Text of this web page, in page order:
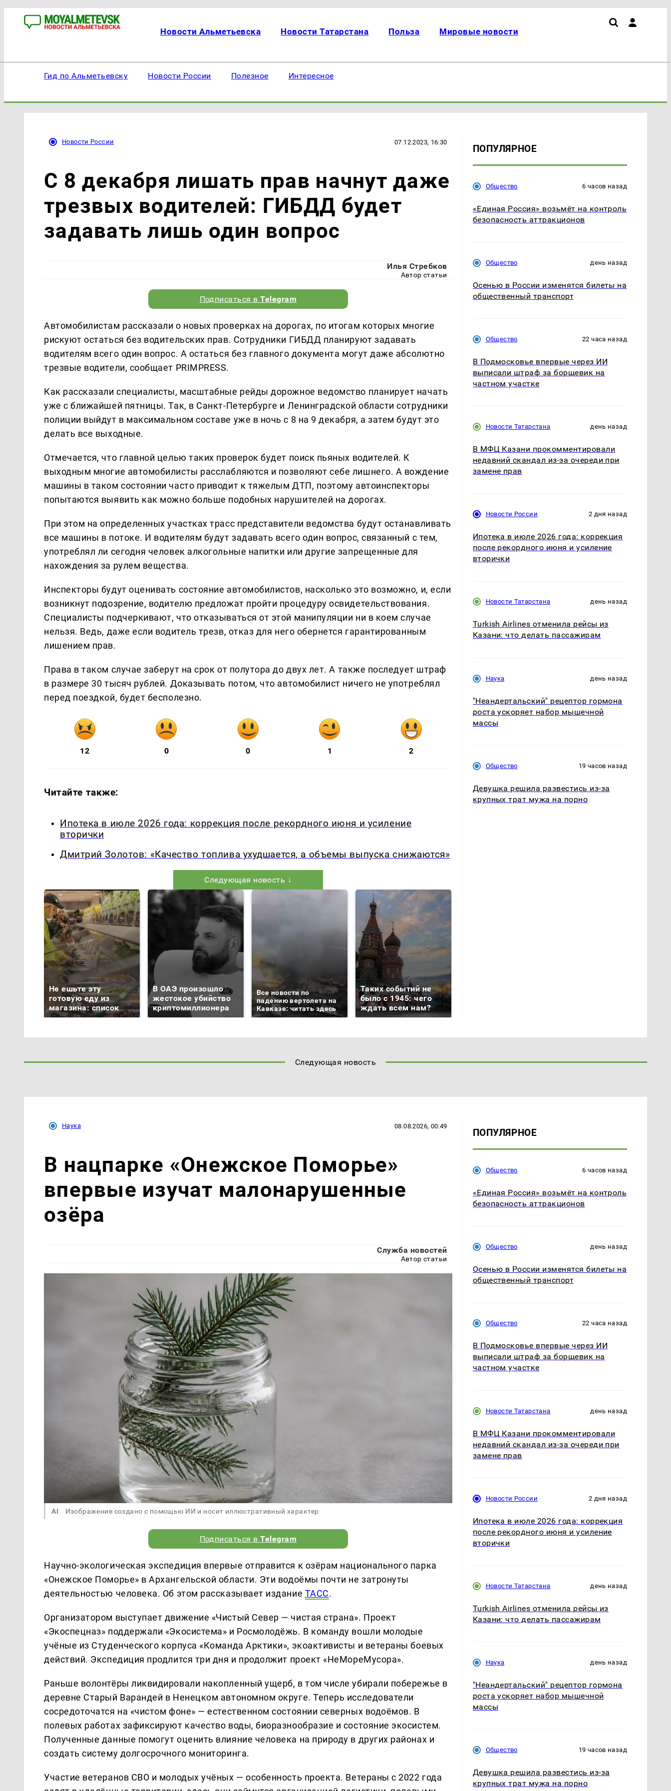
Новости Альметьевска Новости Татарстана Польза Мировые новости
Гид по Альметьевску Новости России Полезное Интересное
Новости России 07.12.2023, 16:30
С 8 декабря лишать прав начнут даже
трезвых водителей: ГИБДД будет
задавать лишь один вопрос
Илья Стребков
Автор статьи
Подписаться вTelegram
Автомобилистам рассказали о новых проверках на дорогах, по итогам которых многие
рискуют остаться без водительских прав. Сотрудники ГИБДД планируют задавать
водителям всего один вопрос. А остаться без главного документа могут даже абсолютно
трезвые водители, сообщает PRIMPRESS.
Как рассказали специалисты, масштабные рейды дорожное ведомство планирует начать
уже с ближайшей пятницы. Так, в Санкт-Петербурге и Ленинградской области сотрудники
полиции выйдут в максимальном составе уже в ночь с 8 на 9 декабря, а затем будут это
делать все выходные.
Отмечается, что главной целью таких проверок будет поиск пьяных водителей. К
выходным многие автомобилисты расслабляются и позволяют себе лишнего. А вождение
машины в таком состоянии часто приводит к тяжелым ДТП, поэтому автоинспекторы
попытаются выявить как можно больше подобных нарушителей на дорогах.
При этом на определенных участках трасс представители ведомства будут останавливать
все машины в потоке. И водителям будут задавать всего один вопрос, связанный с тем,
употреблял ли сегодня человек алкогольные напитки или другие запрещенные для
нахождения за рулем вещества.
Инспекторы будут оценивать состояние автомобилистов, насколько это возможно, и, если
возникнут подозрение, водителю предложат пройти процедуру освидетельствования.
Специалисты подчеркивают, что отказываться от этой манипуляции ни в коем случае
нельзя. Ведь, даже если водитель трезв, отказ для него обернется гарантированным
лишением прав.
Права в таком случае заберут на срок от полутора до двух лет. А также последует штраф
в размере 30 тысяч рублей. Доказывать потом, что автомобилист ничего не употреблял
перед поездкой, будет бесполезно.
12 0 0 1 2
Читайте также:
Ипотека в июле 2026 года: коррекция после рекордного июня и усиление
вторички
Дмитрий Золотов: «Качество топлива ухудшается, а объемы выпуска снижаются»
Следующая новость ↓
Не ешьте эту
готовую еду из
магазина: список
В ОАЭ произошло
жестокое убийство
криптомиллионера
Все новости по
падению вертолета на
Кавказе: читать здесь
Таких событий не
было с 1945: чего
ждать всем нам?
ПОПУЛЯРНОЕ
Общество 6 часов назад
«Единая Россия» возьмёт на контроль
безопасность аттракционов
Общество день назад
Осенью в России изменятся билеты на
общественный транспорт
Общество 22 часа назад
В Подмосковье впервые через ИИ
выписали штраф за борщевик на
частном участке
Новости Татарстана день назад
В МФЦ Казани прокомментировали
недавний скандал из-за очереди при
замене прав
Новости России 2 дня назад
Ипотека в июле 2026 года: коррекция
после рекордного июня и усиление
вторички
Новости Татарстана день назад
Turkish Airlines отменила рейсы из
Казани: что делать пассажирам
Наука день назад
"Неандертальский" рецептор гормона
роста ускоряет набор мышечной
массы
Общество 19 часов назад
Девушка решила развестись из-за
крупных трат мужа на порно
Следующая новость
Наука 08.08.2026, 00:49
В нацпарке «Онежское Поморье»
впервые изучат малонарушенные
озёра
Служба новостей
Автор статьи
AI Изображение создано с помощью ИИ и носит иллюстративный характер
Подписаться вTelegram
Научно-экологическая экспедиция впервые отправится к озёрам национального парка
«Онежское Поморье» в Архангельской области. Эти водоёмы почти не затронуты
деятельностью человека. Об этом рассказывает издание ТАСС.
Организатором выступает движение «Чистый Север — чистая страна». Проект
«Экоспецназ» поддержали «Экосистема» и Росмолодёжь. В команду вошли молодые
учёные из Студенческого корпуса «Команда Арктики», экоактивисты и ветераны боевых
действий. Экспедиция продлится три дня и продолжит проект «НеМореМусора».
Раньше волонтёры ликвидировали накопленный ущерб, в том числе убирали побережье в
деревне Старый Варандей в Ненецком автономном округе. Теперь исследователи
сосредоточатся на «чистом фоне» — естественном состоянии северных водоёмов. В
полевых работах зафиксируют качество воды, биоразнообразие и состояние экосистем.
Полученные данные помогут оценить влияние человека на природу в других районах и
создать систему долгосрочного мониторинга.
Участие ветеранов СВО и молодых учёных — особенность проекта. Ветераны с 2022 года
ПОПУЛЯРНОЕ
Общество 6 часов назад
«Единая Россия» возьмёт на контроль
безопасность аттракционов
Общество день назад
Осенью в России изменятся билеты на
общественный транспорт
Общество 22 часа назад
В Подмосковье впервые через ИИ
выписали штраф за борщевик на
частном участке
Новости Татарстана день назад
В МФЦ Казани прокомментировали
недавний скандал из-за очереди при
замене прав
Новости России 2 дня назад
Ипотека в июле 2026 года: коррекция
после рекордного июня и усиление
вторички
Новости Татарстана день назад
Turkish Airlines отменила рейсы из
Казани: что делать пассажирам
Наука день назад
"Неандертальский" рецептор гормона
роста ускоряет набор мышечной
массы
Общество 19 часов назад
Девушка решила развестись из-за
крупных трат мужа на порно